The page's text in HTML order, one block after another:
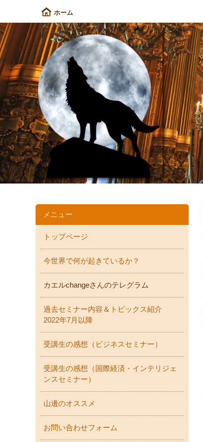
メニュー
トップページ
今世界で何が起きているか？
カエルchangeさんのテレグラム
過去セミナー内容＆トピックス紹介
2022年7月以降
受講生の感想（ビジネスセミナー）
受講生の感想（国際経済・インテリジェ
ンスセミナー）
山邊のオススメ
お問い合わせフォーム
ホーム